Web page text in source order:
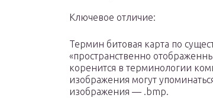
Ключевое отличие:
Термин битовая карта по
«пространственно
коренится в терминологии
изображения могут
изображения — .bmp.